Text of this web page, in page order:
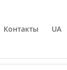
Контакты UA